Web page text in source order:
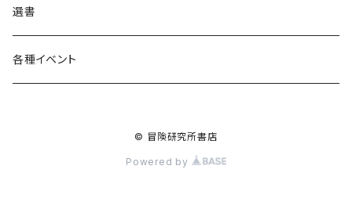
その他
ウェア
選書
各種イベント
© 冒険研究所書店
Powered by